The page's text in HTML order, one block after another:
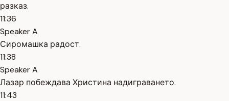
разказ.
11:36
Speaker A
Сиромашка радост.
11:38
Speaker A
Лазар побеждава Христина надиграването.
11:43